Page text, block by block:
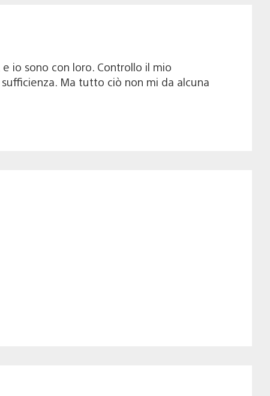
io sono con loro. Controllo il mio
Ma tutto ciò non mi da alcuna